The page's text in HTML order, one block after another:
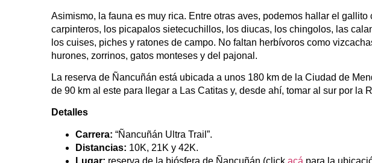
Asimismo, la fauna es muy rica. Entre otras aves, podemos hallar el
carpinteros, los picapalos sietecuchillos, los diucas, los chingolos, las
los cuises, piches y ratones de campo. No faltan herbívoros como
hurones, zorrinos, gatos monteses y del pajonal.
La reserva de Ñancuñán está ubicada a unos 180 km de la Ciudad de
de 90 km al este para llegar a Las Catitas y, desde ahí, tomar al sur por la
Detalles
Carrera: “Ñancuñán Ultra Trail”.
Distancias: 10K, 21K y 42K.
Lugar: reserva de la biósfera de Ñancuñán (click acá para la